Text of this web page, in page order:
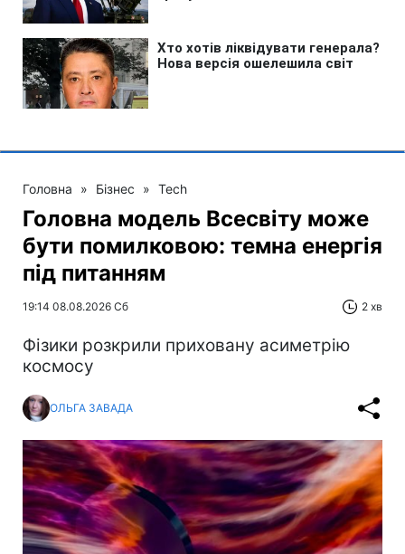
Головна » Бізнес » Tech
Головна модель Всесвіту може
бути помилковою: темна енергія
під питанням
19:14 08.08.2026 Сб 2 хв
Фізики розкрили приховану асиметрію
космосу
ОЛЬГА ЗАВАДА